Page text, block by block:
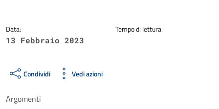
Data:
13 Febbraio 2023
Tempo di lettura:
Condividi Vedi azioni
Argomenti